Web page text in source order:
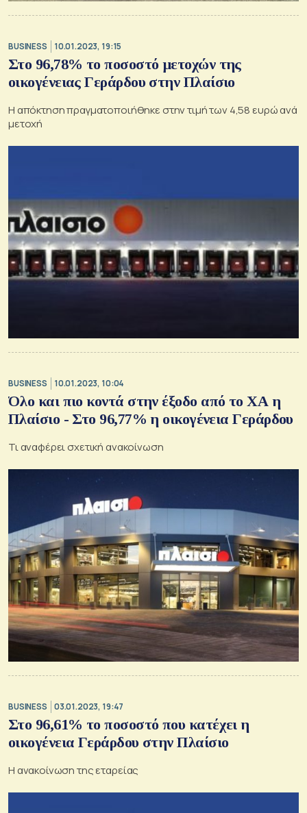
BUSINESS 10.01.2023, 19:15
Στο 96,78% το ποσοστό μετοχών της
οικογένειας Γεράρδου στην Πλαίσιο
Η απόκτηση πραγματοποιήθηκε στην τιμή των 4,58 ευρώ ανά
μετοχή
BUSINESS 10.01.2023, 10:04
Όλο και πιο κοντά στην έξοδο από το ΧΑ η
Πλαίσιο - Στο 96,77% η οικογένεια Γεράρδου
Τι αναφέρει σχετική ανακοίνωση
BUSINESS 03.01.2023, 19:47
Στο 96,61% το ποσοστό που κατέχει η
οικογένεια Γεράρδου στην Πλαίσιο
Η ανακοίνωση της εταρείας